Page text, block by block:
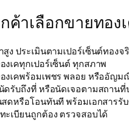
ค้าเลือกขายทอง
สูง ประเมินตามเปอร์เซ็นต์ทองจ
งเคทุกเปอร์เซ็นต์ ทุกสภาพ
งเคพร้อมเพชร พลอย หรืออัญม
ดรับถึงที่ หรือนัดเจอตามสถาน
สดหรือโอนทันที พร้อมเอกสารรั
ะเบียนถูกต้อง ตรวจสอบได้